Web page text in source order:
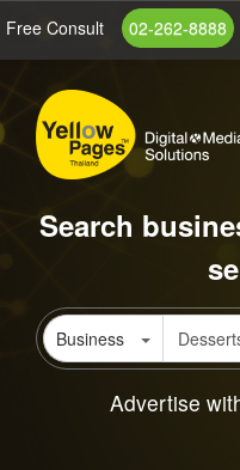
content
Free Consult 02-262-8888
Search
Business
Advertise